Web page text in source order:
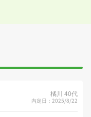
橘川 40代
内定日：2025/8/22